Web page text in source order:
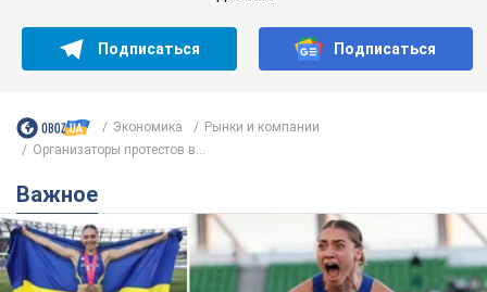
Красавица из Львова с рекордом выиграла
историческую медаль для Украины на